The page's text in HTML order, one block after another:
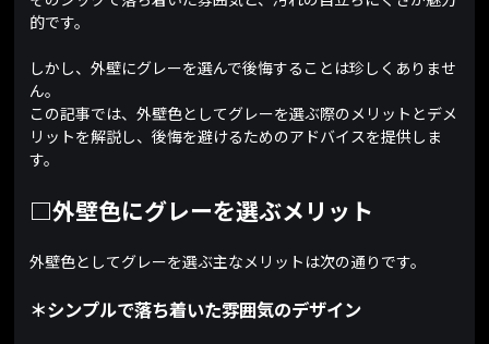
的です。
しかし、外壁にグレーを選んで後悔することは珍しくありませ
ん。
この記事では、外壁色としてグレーを選ぶ際のメリットとデメ
リットを解説し、後悔を避けるためのアドバイスを提供しま
す。
□外壁色にグレーを選ぶメリット
外壁色としてグレーを選ぶ主なメリットは次の通りです。
＊シンプルで落ち着いた雰囲気のデザイン